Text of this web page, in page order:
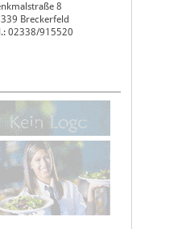
8
Breckerfeld
02338/915520